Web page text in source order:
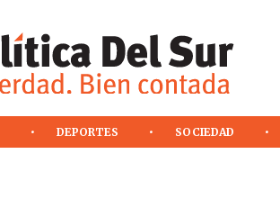
DEPORTES SOCIEDAD